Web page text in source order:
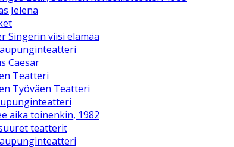
Jelena
Singerin viisi elämää
Caesar
Teatteri
Työväen Teatteri
aika toinenkin, 1982
teatterit